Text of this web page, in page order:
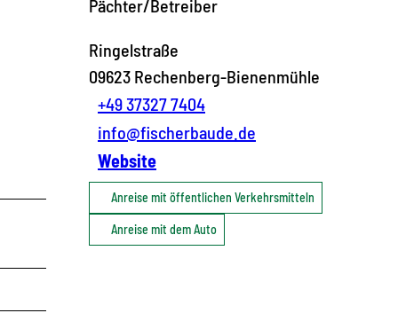
Pächter/Betreiber
Ringelstraße
09623 Rechenberg-Bienenmühle
+49 37327 7404
info@fischerbaude.de
Website
Anreise mit öffentlichen Verkehrsmitteln
Anreise mit dem Auto